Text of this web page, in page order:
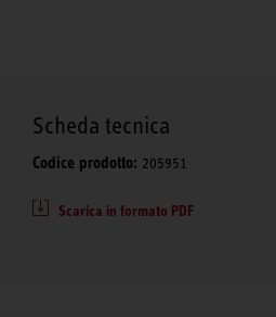
Scheda tecnica
Codice prodotto: 205951
Scarica in formato PDF